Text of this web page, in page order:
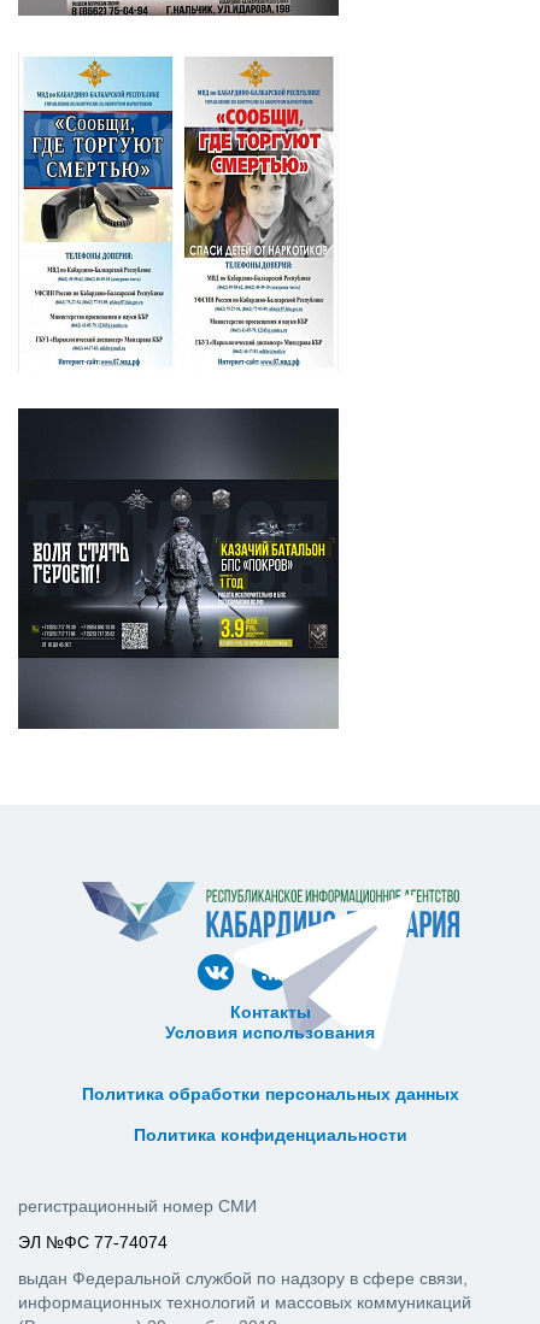
Контакты
Условия использования
Политика обработки персональных данных
Политика конфиденциальности
регистрационный номер СМИ
ЭЛ №ФС 77-74074
выдан Федеральной службой по надзору в сфере связи,
информационных технологий и массовых коммуникаций